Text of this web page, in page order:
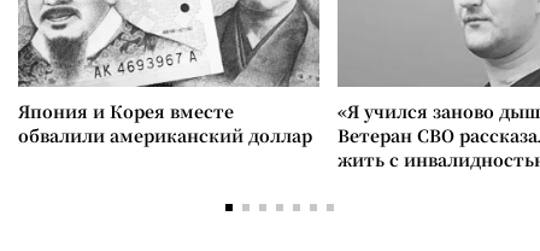
Япония и Корея вместе
обвалили американский доллар
«Я учился заново
Ветеран СВО
жить с